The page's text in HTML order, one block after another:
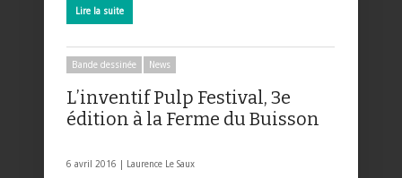
Lire la suite
Bande dessinée News
L’inventif Pulp Festival, 3e
édition à la Ferme du Buisson
6 avril 2016 | Laurence Le Saux